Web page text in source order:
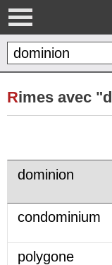
Rimes avec
dominion
condominium
polygone